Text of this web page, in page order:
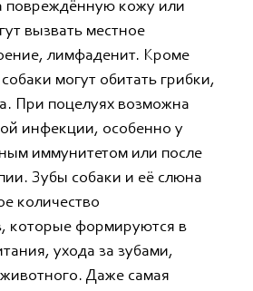
повреждённую кожу или
вызвать местное
лимфаденит. Кроме
могут обитать грибки,
При поцелуях возможна
инфекции, особенно у
иммунитетом или после
Зубы собаки и её слюна
количество
которые формируются в
ухода за зубами,
Даже самая